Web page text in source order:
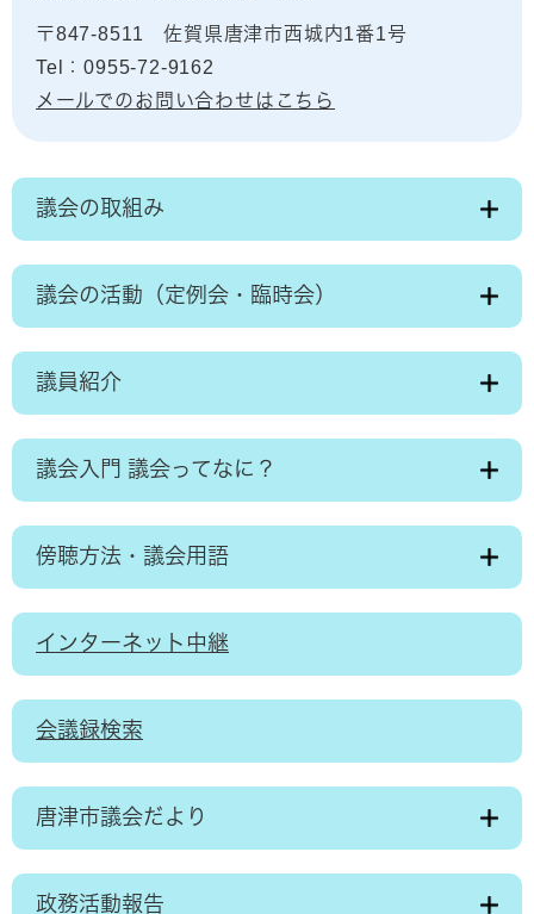
〒847-8511
佐賀県唐津市西城内1番1号
Tel：0955-72-9162
メールでのお問い合わせはこちら
議会の取組み
議会の活動（定例会・臨時会）
議員紹介
議会入門 議会ってなに？
傍聴方法・議会用語
インターネット中継
会議録検索
唐津市議会だより
政務活動報告